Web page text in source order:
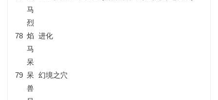
马
78
烈
焰
马
进化
79
呆
呆
兽
幻境之穴